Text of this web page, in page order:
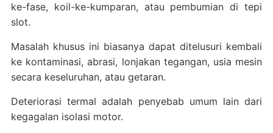
ke-fase, koil-ke-kumparan, atau pembumian di tepi
slot.
Masalah khusus ini biasanya dapat ditelusuri kembali
ke kontaminasi, abrasi, lonjakan tegangan, usia mesin
secara keseluruhan, atau getaran.
Deteriorasi termal adalah penyebab umum lain dari
kegagalan isolasi motor.